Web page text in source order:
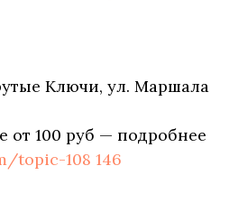
Ключи, ул. Маршала
от 100 руб — подробнее
topic-108 146